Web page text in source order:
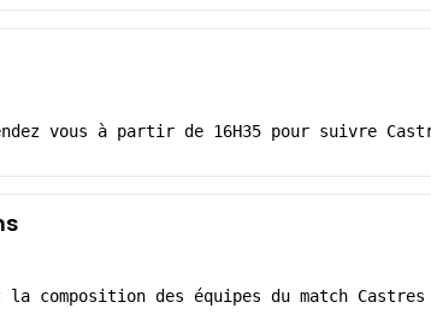
vous à partir de 16H35 pour suivre
la composition des équipes du match